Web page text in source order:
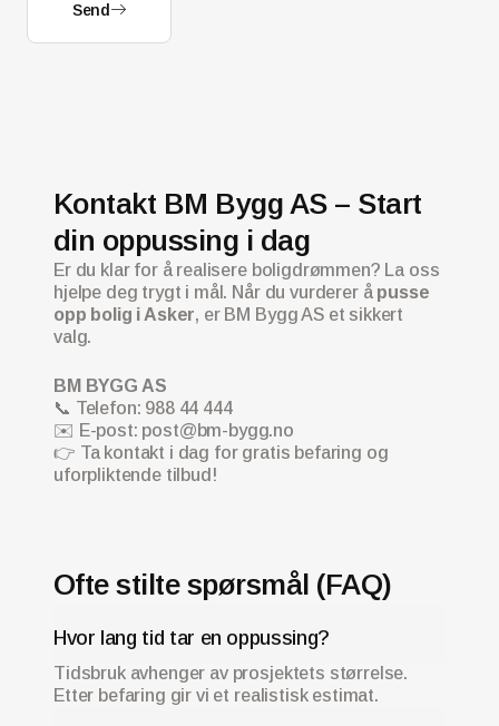
Send
Kontakt BM Bygg AS – Start
din oppussing i dag
Er du klar for å realisere boligdrømmen? La oss
hjelpe deg trygt i mål. Når du vurderer å pusse
opp bolig i Asker, er BM Bygg AS et sikkert
valg.
BM BYGG AS
📞 Telefon: 988 44 444
✉️ E-post: post@bm-bygg.no
👉 Ta kontakt i dag for gratis befaring og
uforpliktende tilbud!
Ofte stilte spørsmål (FAQ)
Hvor lang tid tar en oppussing?
Tidsbruk avhenger av prosjektets størrelse.
Etter befaring gir vi et realistisk estimat.